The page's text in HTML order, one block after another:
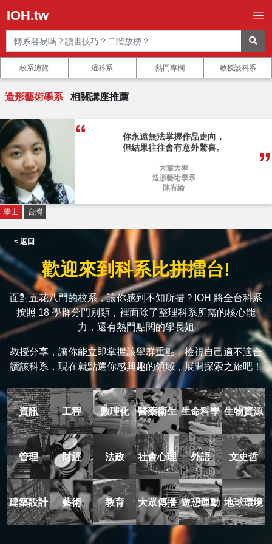
IOH.tw
校系總覽 選科系 熱門專欄 教授談科系
造形藝術學系 相關講座推薦
你永遠無法掌握作品走向，
但結果往往會有意外驚喜。
大葉大學
造形藝術學系
陳宥綸
學士 台灣
< 返回
歡迎來到科系比拼擂台!
面對五花八門的校系，讓你感到不知所措？IOH 將全台科系
按照 18 學群分門別類，裡面除了整理科系所需的核心能
力，還有熱門點閱的學長姐
教授分享，讓你能立即掌握該學群重點，檢視自己適不適合
讀該科系，現在就點選你感興趣的領域，展開探索之旅吧！
資訊 工程 數理化 醫藥衛生 生命科學 生物資源
管理 財經 法政 社會心理 外語 文史哲
建築設計 藝術 教育 大眾傳播 遊憩運動 地球環境